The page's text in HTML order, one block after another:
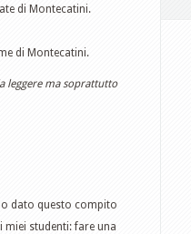
di Montecatini.
di Montecatini.
leggere ma soprattutto
dato questo compito
miei studenti: fare una